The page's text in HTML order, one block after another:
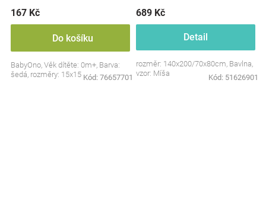
167 Kč
Do košíku
BabyOno, Věk dítěte: 0m+, Barva:
šedá, rozměry: 15x15 cm.
Kód: 76657701
689 Kč
Detail
rozměr: 140x200/70x80cm, Bavlna,
vzor: Míša
Kód: 51626901